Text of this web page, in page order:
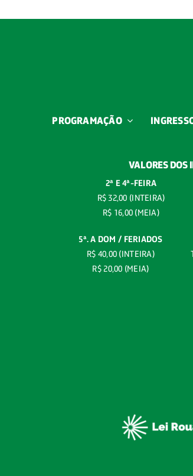
PROGRAMAÇÃO
VALORES DOS
2ª E 4ª-FEIRA
R$ 32,00 (INTEIRA)
R$ 16,00 (MEIA)
5ª. A DOM / FERIADOS
R$ 40,00 (INTEIRA)
R$ 20,00 (MEIA)